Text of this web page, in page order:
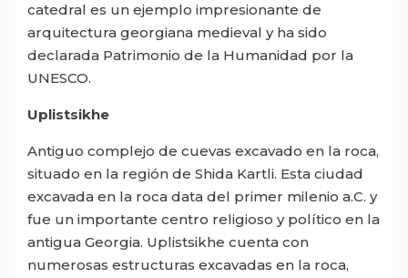
catedral es un ejemplo impresionante de
arquitectura georgiana medieval y ha sido
declarada Patrimonio de la Humanidad por la
UNESCO.
Uplistsikhe
Antiguo complejo de cuevas excavado en la roca,
situado en la región de Shida Kartli. Esta ciudad
excavada en la roca data del primer milenio a.C. y
fue un importante centro religioso y político en la
antigua Georgia. Uplistsikhe cuenta con
numerosas estructuras excavadas en la roca,